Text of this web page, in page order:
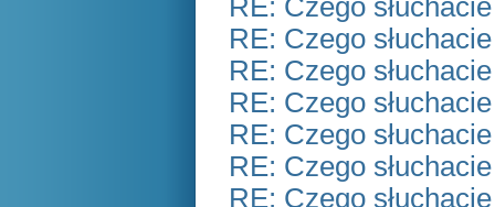
RE: Czego
RE: Czego
RE: Czego
RE: Czego
RE: Czego
RE: Czego
RE: Czego